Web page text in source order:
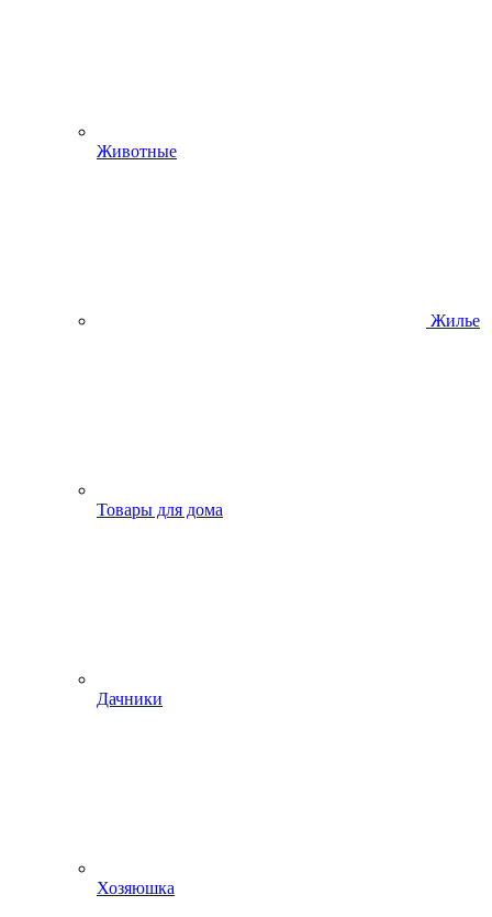
Животные
Жилье
Товары для дома
Дачники
Хозяюшка